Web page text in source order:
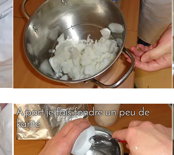
A part je fais fondre un peu de
karité